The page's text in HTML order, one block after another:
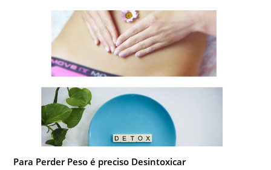
Para Perder Peso é preciso Desintoxicar